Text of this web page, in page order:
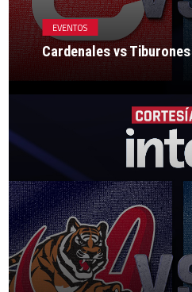
EVENTOS
Cardenales vs Tiburones